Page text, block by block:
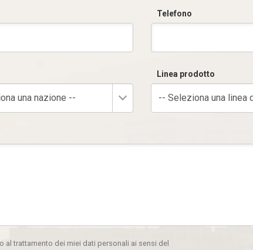
Telefono
una nazione --
Linea prodotto
al trattamento dei miei dati personali ai sensi del